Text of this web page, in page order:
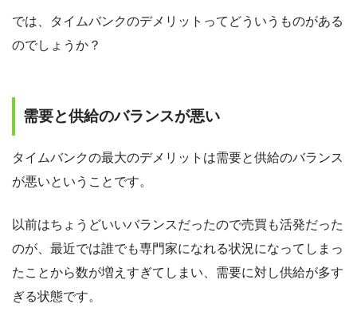
では、タイムバンクのデメリットってどういうものがある
のでしょうか？
需要と供給のバランスが悪い
タイムバンクの最大のデメリットは需要と供給のバランス
が悪いということです。
以前はちょうどいいバランスだったので売買も活発だった
のが、最近では誰でも専門家になれる状況になってしまっ
たことから数が増えすぎてしまい、需要に対し供給が多す
ぎる状態です。